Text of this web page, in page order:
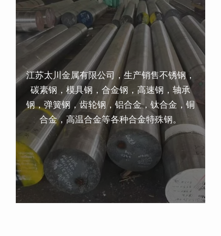
江苏太川金属有限公司，生产销售不锈钢，
碳素钢，模具钢，合金钢，高速钢，轴承
钢，弹簧钢，齿轮钢，铝合金，钛合金，铜
合金，高温合金等各种合金特殊钢。